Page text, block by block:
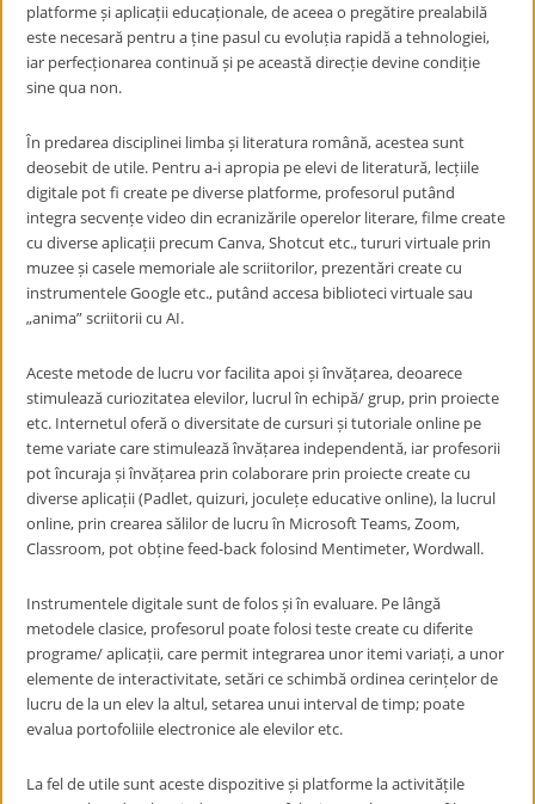
platforme și aplicații educaționale, de aceea o pregătire prealabilă
este necesară pentru a ține pasul cu evoluția rapidă a tehnologiei,
iar perfecționarea continuă și pe această direcție devine condiție
sine qua non.
În predarea disciplinei limba și literatura română, acestea sunt
deosebit de utile. Pentru a-i apropia pe elevi de literatură, lecțiile
digitale pot fi create pe diverse platforme, profesorul putând
integra secvențe video din ecranizările operelor literare, filme create
cu diverse aplicații precum Canva, Shotcut etc., tururi virtuale prin
muzee și casele memoriale ale scriitorilor, prezentări create cu
instrumentele Google etc., putând accesa biblioteci virtuale sau
„anima” scriitorii cu AI.
Aceste metode de lucru vor facilita apoi și învățarea, deoarece
stimulează curiozitatea elevilor, lucrul în echipă/ grup, prin proiecte
etc. Internetul oferă o diversitate de cursuri și tutoriale online pe
teme variate care stimulează învățarea independentă, iar profesorii
pot încuraja și învățarea prin colaborare prin proiecte create cu
diverse aplicații (Padlet, quizuri, joculețe educative online), la lucrul
online, prin crearea sălilor de lucru în Microsoft Teams, Zoom,
Classroom, pot obține feed-back folosind Mentimeter, Wordwall.
Instrumentele digitale sunt de folos și în evaluare. Pe lângă
metodele clasice, profesorul poate folosi teste create cu diferite
programe/ aplicații, care permit integrarea unor itemi variați, a unor
elemente de interactivitate, setări ce schimbă ordinea cerințelor de
lucru de la un elev la altul, setarea unui interval de timp; poate
evalua portofoliile electronice ale elevilor etc.
La fel de utile sunt aceste dispozitive și platforme la activitățile